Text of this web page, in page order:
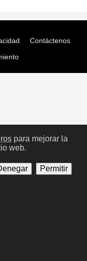
Contáctenos
para mejorar la
web.
Permitir